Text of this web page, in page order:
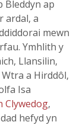
Bleddyn ap
ardal, a
mewn
Ymhlith y
Llansilin,
a Hirddôl,
Isa
Clywedog,
hefyd yn